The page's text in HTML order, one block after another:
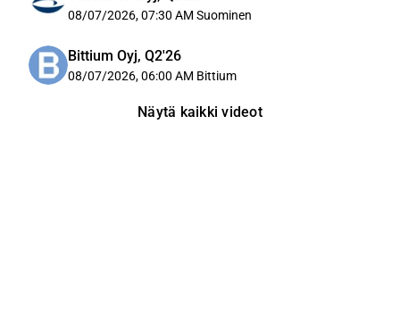
08/07/2026, 07:30 AM Suominen
Bittium Oyj, Q2'26
08/07/2026, 06:00 AM Bittium
Näytä kaikki videot